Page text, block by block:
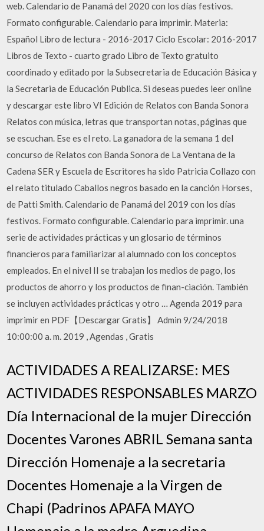
web. Calendario de Panamá del 2020 con los días festivos.
Formato configurable. Calendario para imprimir. Materia:
Español Libro de lectura - 2016-2017 Ciclo Escolar: 2016-2017
Libros de Texto - cuarto grado Libro de Texto gratuito
coordinado y editado por la Subsecretaria de Educación Básica y
la Secretaria de Educación Publica. Si deseas puedes leer online
y descargar este libro VI Edición de Relatos con Banda Sonora
Relatos con música, letras que transportan notas, páginas que
se escuchan. Ese es el reto. La ganadora de la semana 1 del
concurso de Relatos con Banda Sonora de La Ventana de la
Cadena SER y Escuela de Escritores ha sido Patricia Collazo con
el relato titulado Caballos negros basado en la canción Horses,
de Patti Smith. Calendario de Panamá del 2019 con los días
festivos. Formato configurable. Calendario para imprimir. una
serie de actividades prácticas y un glosario de términos
financieros para familiarizar al alumnado con los conceptos
empleados. En el nivel II se trabajan los medios de pago, los
productos de ahorro y los productos de finan-ciación. También
se incluyen actividades prácticas y otro … Agenda 2019 para
imprimir en PDF【Descargar Gratis】 Admin 9/24/2018
10:00:00 a. m. 2019 , Agendas , Gratis
ACTIVIDADES A REALIZARSE: MES
ACTIVIDADES RESPONSABLES MARZO
Día Internacional de la mujer Dirección
Docentes Varones ABRIL Semana santa
Dirección Homenaje a la secretaria
Docentes Homenaje a la Virgen de
Chapi (Padrinos APAFA MAYO